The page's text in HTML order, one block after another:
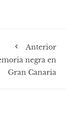
Anterior
negra en
Gran Canaria